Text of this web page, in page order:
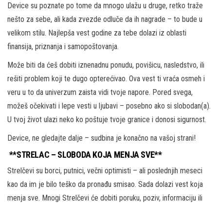
Device su poznate po tome da mnogo ulažu u druge, retko traže
nešto za sebe, ali kada zvezde odluče da ih nagrade – to bude u
velikom stilu. Najlepša vest godine za tebe dolazi iz oblasti
finansija, priznanja i samopoštovanja.
Može biti da ćeš dobiti iznenadnu ponudu, povišicu, nasledstvo, ili
rešiti problem koji te dugo opterećivao. Ova vest ti vraća osmeh i
veru u to da univerzum zaista vidi tvoje napore. Pored svega,
možeš očekivati i lepe vesti u ljubavi – posebno ako si slobodan(a).
U tvoj život ulazi neko ko poštuje tvoje granice i donosi sigurnost.
Device, ne gledajte dalje – sudbina je konačno na vašoj strani!
**STRELAC – SLOBODA KOJA MENJA SVE**
Strelčevi su borci, putnici, večni optimisti – ali poslednjih meseci
kao da im je bilo teško da pronađu smisao. Sada dolazi vest koja
menja sve. Mnogi Strelčevi će dobiti poruku, poziv, informaciju ili